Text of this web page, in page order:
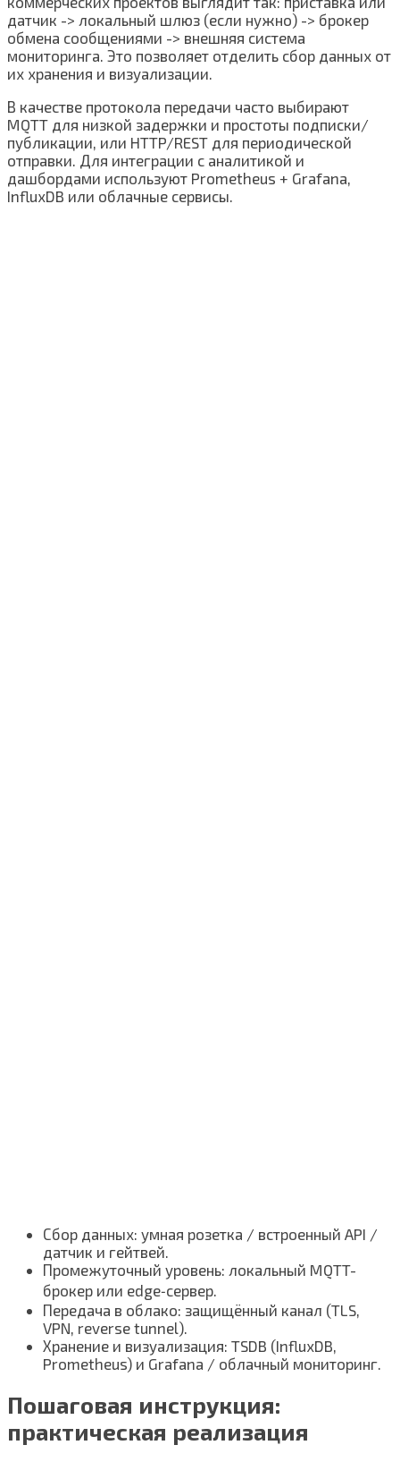
датчик -> локальный шлюз (если нужно) -> брокер
обмена сообщениями -> внешняя система
мониторинга. Это позволяет отделить сбор данных от
их хранения и визуализации.
В качестве протокола передачи часто выбирают
MQTT для низкой задержки и простоты подписки/
публикации, или HTTP/REST для периодической
отправки. Для интеграции с аналитикой и
дашбордами используют Prometheus + Grafana,
InfluxDB или облачные сервисы.
Сбор данных: умная розетка / встроенный API /
датчик и гейтвей.
Промежуточный уровень: локальный MQTT-
брокер или edge‑сервер.
Передача в облако: защищённый канал (TLS,
VPN, reverse tunnel).
Хранение и визуализация: TSDB (InfluxDB,
Prometheus) и Grafana / облачный мониторинг.
Пошаговая инструкция:
практическая реализация